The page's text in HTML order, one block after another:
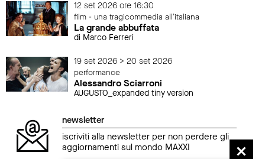
12 set 2026 ore 16:30
film - una tragicommedia all'italiana
La grande abbuffata
di Marco Ferreri
19 set 2026 > 20 set 2026
performance
Alessandro Sciarroni
AUGUSTO_expanded tiny version
newsletter
iscriviti alla newsletter per non perdere gli
aggiornamenti sul mondo MAXXI